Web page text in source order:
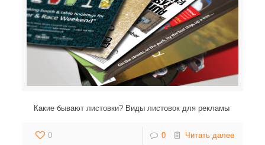
Какие бывают листовки? Виды листовок для рекламы
0 0 Читать далее